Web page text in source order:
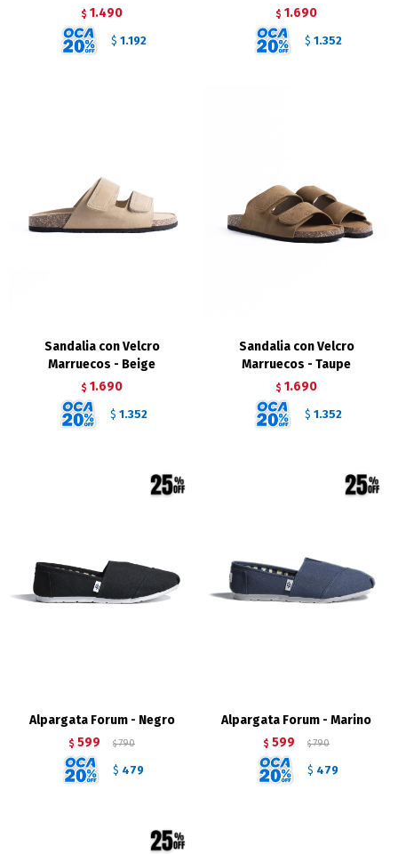
$ 1.490
$ 1.192
$ 1.690
$ 1.352
Sandalia con Velcro
Marruecos - Beige
$ 1.690
$ 1.352
Sandalia con Velcro
Marruecos - Taupe
$ 1.690
$ 1.352
Alpargata Forum - Negro
$ 599 $ 790
$ 479
Alpargata Forum - Marino
$ 599 $ 790
$ 479